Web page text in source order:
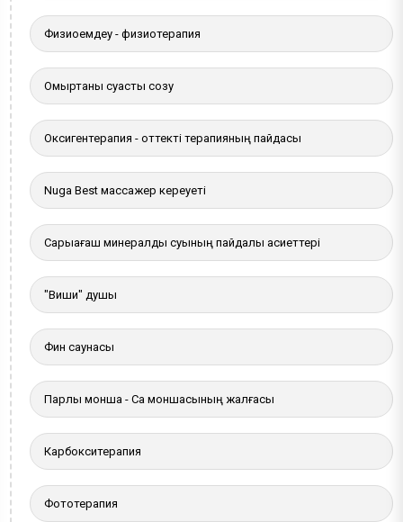
Физиоемдеу - физиотерапия
Омыртқаны суасты созу
Оксигентерапия - оттекті терапияның пайдасы
Nuga Best массажер кереуеті
Сарыағаш минералды суының пайдалы қасиеттері
"Виши" душы
Фин саунасы
Парлы монша - Сақ моншасының жалғасы
Карбокситерапия
Фототерапия